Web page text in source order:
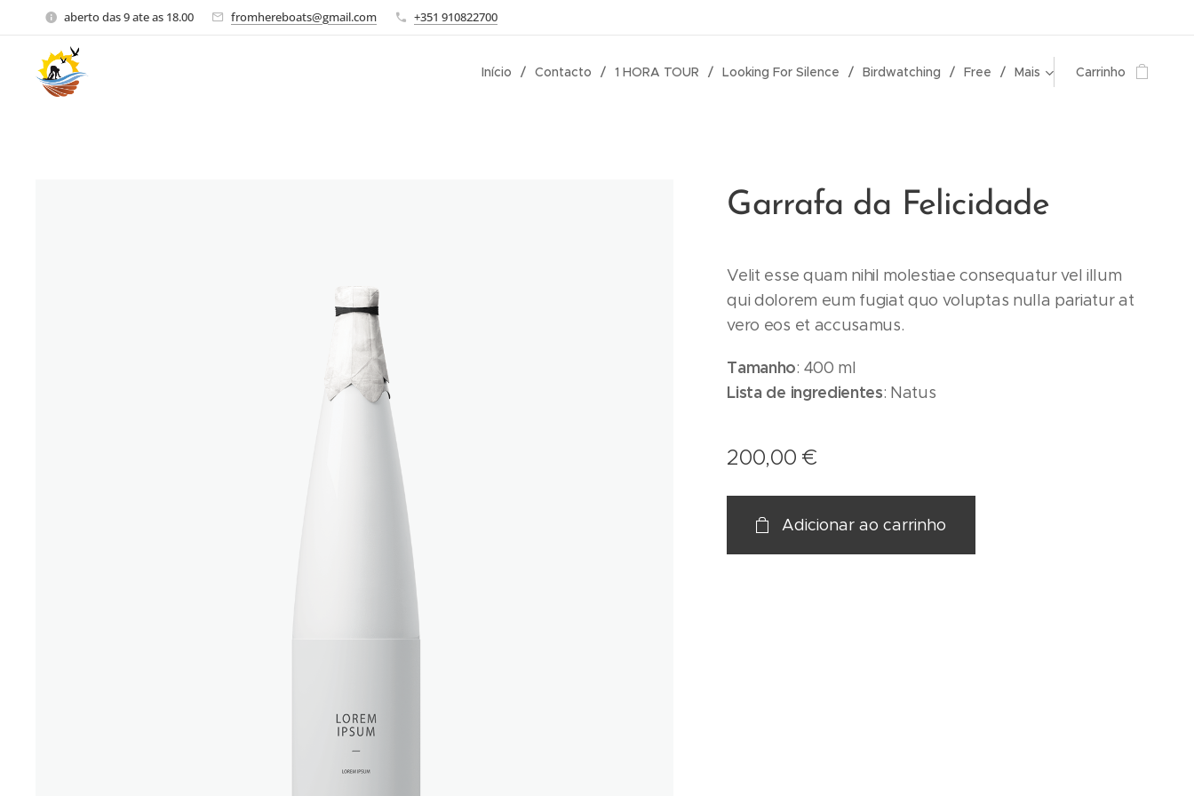
aberto das 9 ate as 18.00 fromhereboats@gmail.com +351 910822700
Início Contacto 1 HORA TOUR Looking For Silence Birdwatching Free Mais Carrinho
Garrafa da Felicidade
Velit esse quam nihil molestiae consequatur vel illum
qui dolorem eum fugiat quo voluptas nulla pariatur at
vero eos et accusamus.
Tamanho: 400 ml
Lista de ingredientes: Natus
200,00 €
Adicionar ao carrinho